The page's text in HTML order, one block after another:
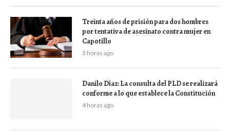
Treinta años de prisión para dos hombres
por tentativa de asesinato contra mujer en
Capotillo
3 horas ago
Danilo Díaz: La consulta del PLD se realizará
conforme a lo que establece la Constitución
4 horas ago